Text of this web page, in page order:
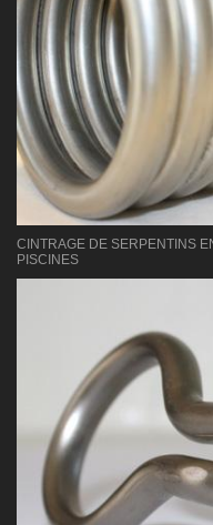
CINTRAGE DE SERPENTINS
PISCINES